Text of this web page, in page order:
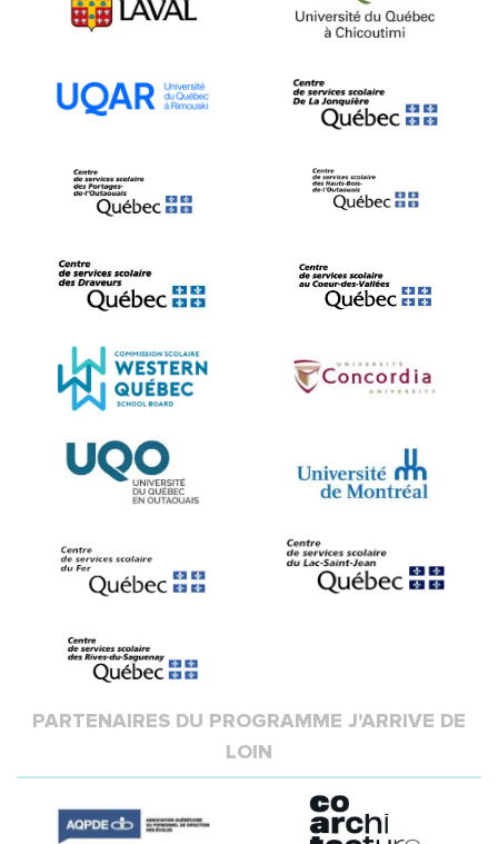
PARTENAIRES DU PROGRAMME J'ARRIVE DE
LOIN